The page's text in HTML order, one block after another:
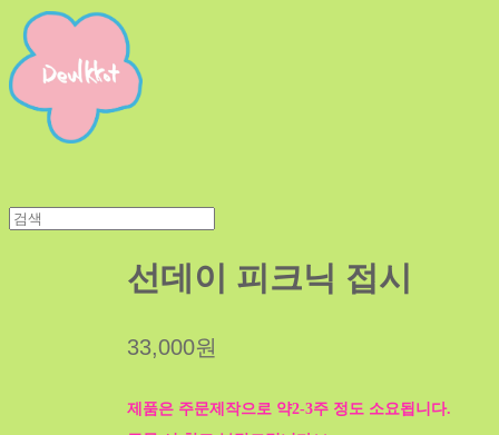
선데이 피크닉 접시
33,000원
제품은 주문제작으로 약2-3주 정도 소요됩니다.